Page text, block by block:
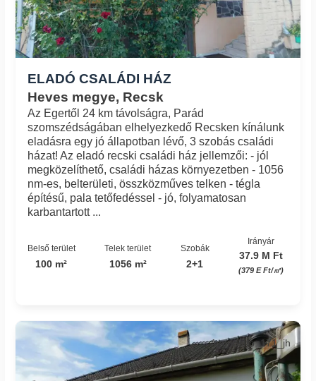
ELADÓ CSALÁDI HÁZ
Heves megye, Recsk
Az Egertől 24 km távolságra, Parád
szomszédságában elhelyezkedő Recsken kínálunk
eladásra egy jó állapotban lévő, 3 szobás családi
házat! Az eladó recski családi ház jellemzői: - jól
megközelíthető, családi házas környezetben - 1056
nm-es, belterületi, összközműves telken - tégla
építésű, pala tetőfedéssel - jó, folyamatosan
karbantartott ...
Belső terület
100 m²
Telek terület
1056 m²
Szobák
2+1
Irányár
37.9 M Ft
(379 E Ft/㎡)
Azonosító: 171_jh